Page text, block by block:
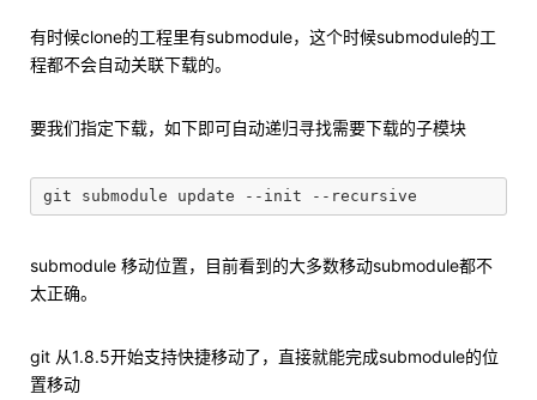
有时候clone的工程里有submodule，这个时候submodule的工
程都不会自动关联下载的。
要我们指定下载，如下即可自动递归寻找需要下载的子模块
submodule 移动位置，目前看到的大多数移动submodule都不
太正确。
git 从1.8.5开始支持快捷移动了，直接就能完成submodule的位
置移动